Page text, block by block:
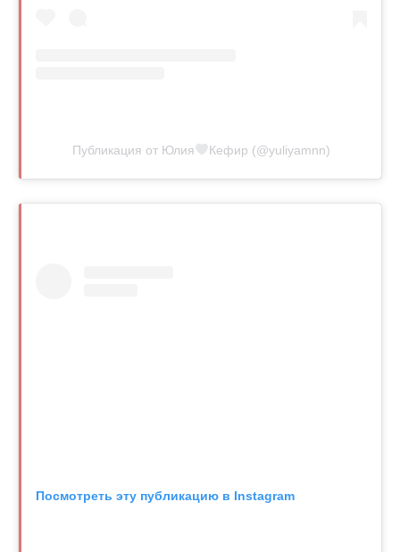
Публикация от Юлия Кефир (@yuliyamnn)
Посмотреть эту публикацию в Instagram